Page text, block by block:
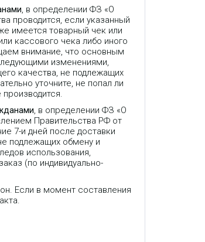
, в определении ФЗ «О
проводится, если указанный
имеется товарный чек или
кассового чека либо иного
внимание, что основным
изменениями,
качества, не подлежащих
уточните, не попал ли
, в определении ФЗ «О
Правительства РФ от
7-и дней после доставки
подлежащих обмену и
использования,
(по индивидуально-
Если в момент составления